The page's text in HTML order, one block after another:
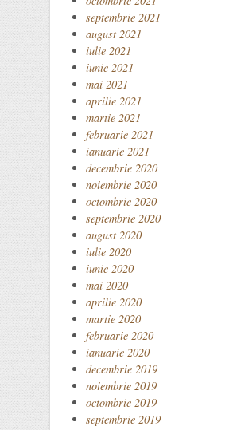
septembrie 2021
august 2021
iulie 2021
iunie 2021
mai 2021
aprilie 2021
martie 2021
februarie 2021
ianuarie 2021
decembrie 2020
noiembrie 2020
octombrie 2020
septembrie 2020
august 2020
iulie 2020
iunie 2020
mai 2020
aprilie 2020
martie 2020
februarie 2020
ianuarie 2020
decembrie 2019
noiembrie 2019
octombrie 2019
septembrie 2019